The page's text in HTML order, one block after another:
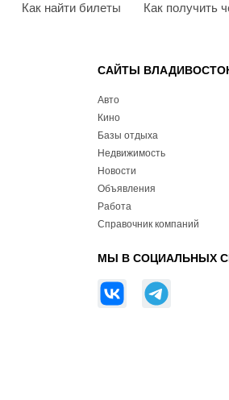
Как найти билеты Как получить
САЙТЫ
Авто
Кино
Базы отдыха
Недвижимость
Новости
Объявления
Работа
Справочник компаний
МЫ В СОЦИАЛЬНЫХ